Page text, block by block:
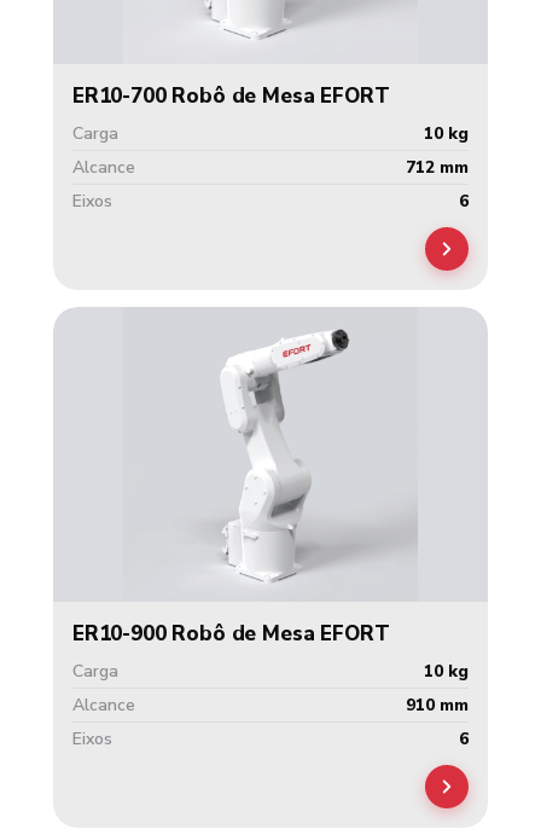
ER10-700 Robô de Mesa EFORT
Carga
10 kg
Alcance
712 mm
Eixos
6
ER10-900 Robô de Mesa EFORT
Carga
10 kg
Alcance
910 mm
Eixos
6